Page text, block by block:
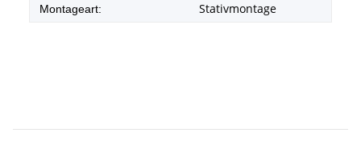
Montageart: Stativmontage